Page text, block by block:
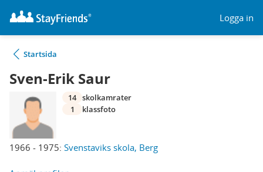
Logga in
Startsida
Sven-Erik Saur
1966 - 1975: Svenstaviks skola, Berg
14 skolkamrater
1
klassfoto